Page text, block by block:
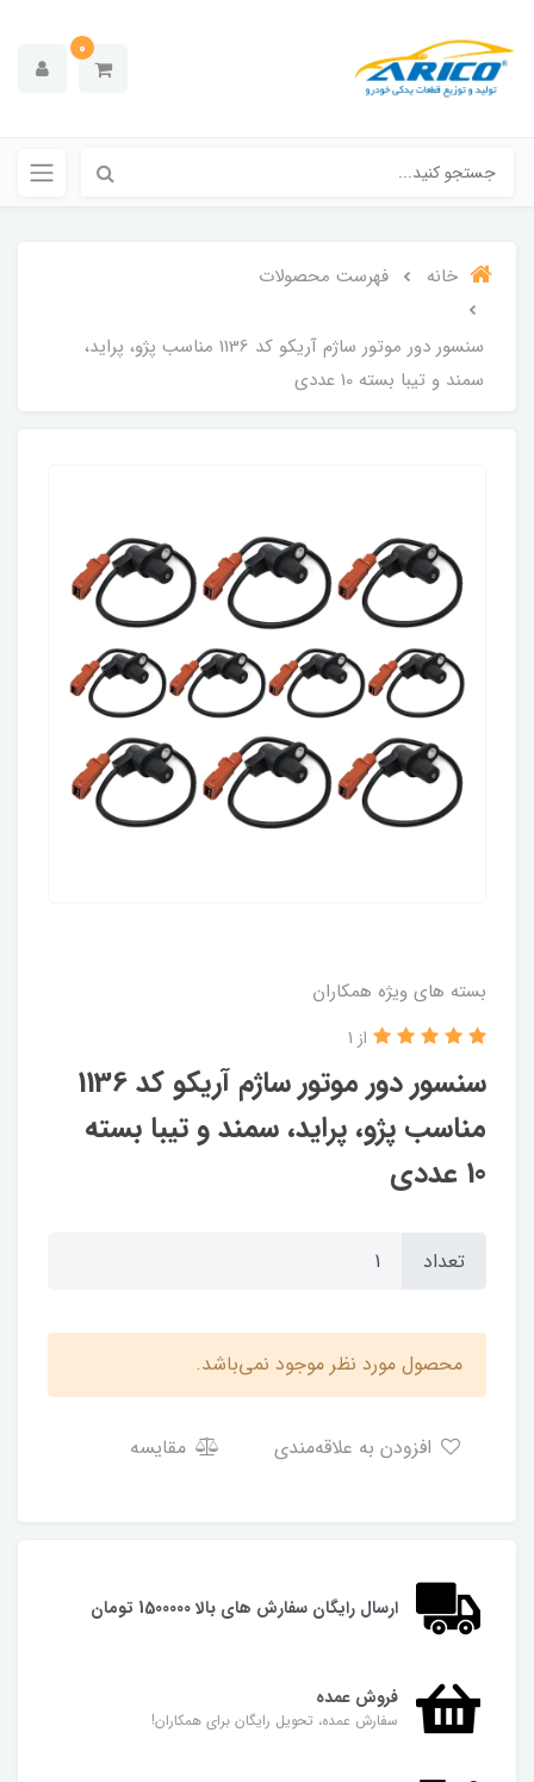
0
خانه فهرست محصولات
سنسور دور موتور ساژم آریکو کد 1136 مناسب پژو، پراید،
سمند و تیبا بسته 10 عددی
بسته های ویژه همکاران
سنسور دور موتور ساژم آریکو کد 1136
مناسب پژو، پراید، سمند و تیبا بسته
10 عددی
از 1
تعداد
محصول مورد نظر موجود نمی‌باشد.
مقایسه
ارسال رایگان سفارش های بالا 1500000 تومان
فروش عمده
سفارش عمده، تحویل رایگان برای همکاران!